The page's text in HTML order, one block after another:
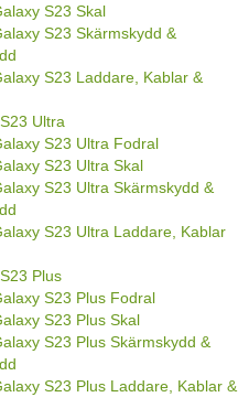
S23 Skal
S23 Skärmskydd &
S23 Laddare, Kablar &
Ultra
S23 Ultra Fodral
S23 Ultra Skal
S23 Ultra Skärmskydd &
S23 Ultra Laddare, Kablar
Plus
S23 Plus Fodral
S23 Plus Skal
S23 Plus Skärmskydd &
S23 Plus Laddare, Kablar &